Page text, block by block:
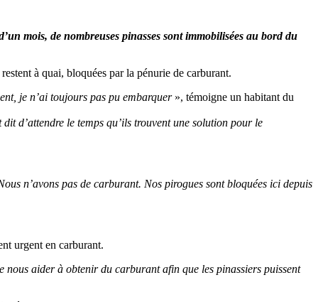
mois, de nombreuses pinasses sont immobilisées au bord du
à quai, bloquées par la pénurie de carburant.
je n’ai toujours pas pu embarquer», témoigne un habitant du
d’attendre le temps qu’ils trouvent une solution pour le
n’avons pas de carburant. Nos pirogues sont bloquées ici depuis
urgent en carburant.
aider à obtenir du carburant afin que les pinassiers puissent